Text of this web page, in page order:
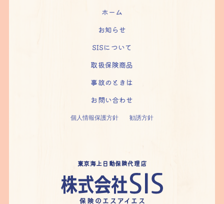
ホーム
お知らせ
SISについて
取扱保険商品
事故のときは
お問い合わせ
個人情報保護方針 勧誘方針
東京海上日動保険代理店